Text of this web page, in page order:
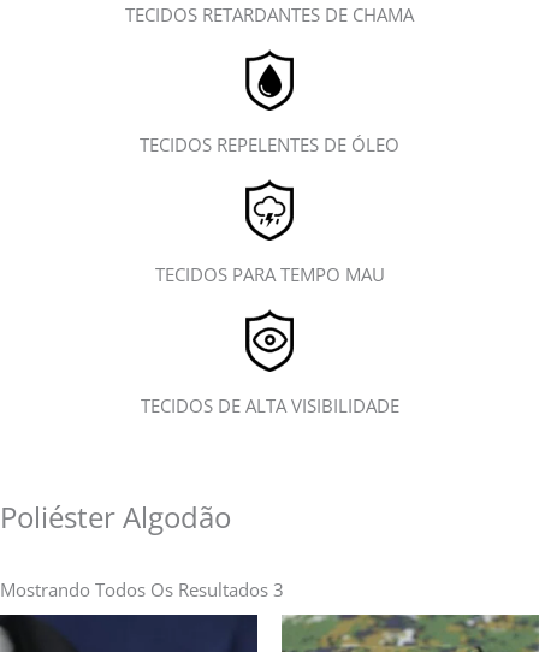
TECIDOS RETARDANTES DE CHAMA
TECIDOS REPELENTES DE ÓLEO
TECIDOS PARA TEMPO MAU
TECIDOS DE ALTA VISIBILIDADE
Poliéster Algodão
Mostrando Todos Os Resultados 3